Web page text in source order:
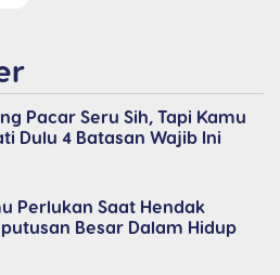
Pacar Seru Sih, Tapi Kamu
Dulu 4 Batasan Wajib Ini
Perlukan Saat Hendak
Besar Dalam Hidup